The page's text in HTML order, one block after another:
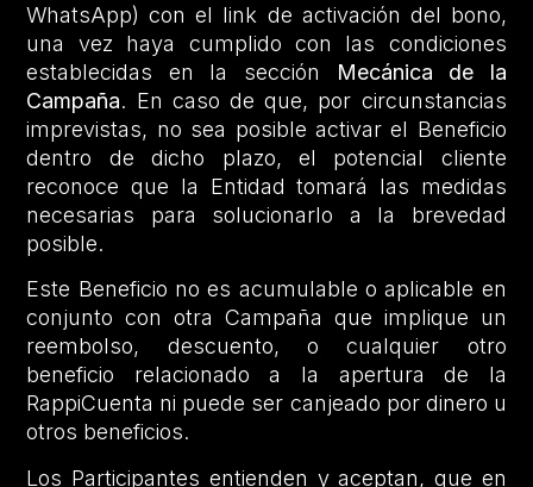
WhatsApp) con el link de activación del bono,
una vez haya cumplido con las condiciones
establecidas en la sección
Mecánica de la
Campaña. En caso de que, por circunstancias
imprevistas, no sea posible activar el Beneficio
dentro de dicho plazo, el potencial cliente
reconoce que la Entidad tomará las medidas
necesarias para solucionarlo a la brevedad
posible.
Este Beneficio no es acumulable o aplicable en
conjunto con otra Campaña que implique un
reembolso, descuento, o cualquier otro
beneficio relacionado a la apertura de la
RappiCuenta ni puede ser canjeado por dinero u
otros beneficios.
Los Participantes entienden y aceptan, que en